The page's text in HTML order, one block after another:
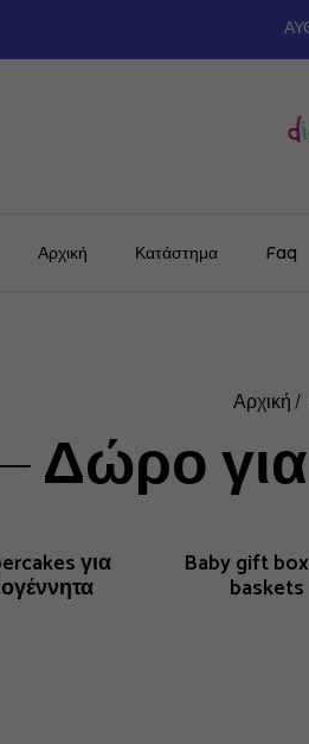
Αρχική Κατάστημα Faq
Αρχική
Δώρο
για Baby gift
baskets